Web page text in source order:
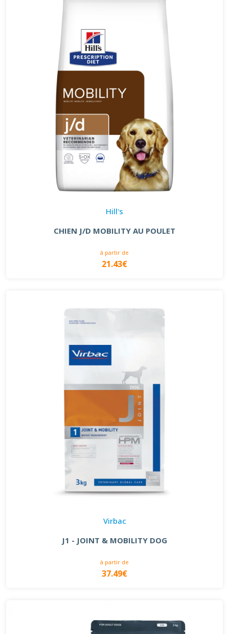
Hill's
CHIEN J/D MOBILITY AU POULET
à partir de
21.43€
Virbac
J1 - JOINT & MOBILITY DOG
à partir de
37.49€